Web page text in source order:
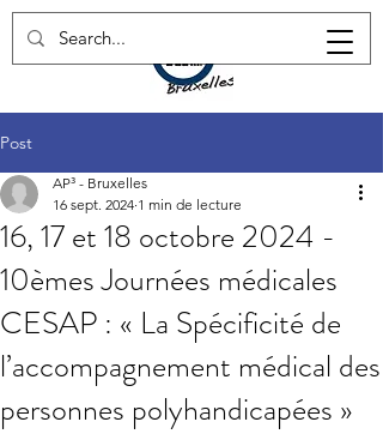
Post
16, 17 et 18 octobre 2024 -
10èmes Journées médicales
CESAP : « La Spécificité de
l’accompagnement médical des
personnes polyhandicapées »
AP³ - Bruxelles
16 sept. 2024 1 min de lecture